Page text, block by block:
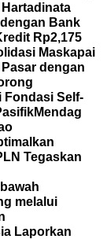
Hartadinata
Bank
Rp2,175
Maskapai
dengan
Fondasi Self-
Mendag
Tegaskan
melalui
Laporkan